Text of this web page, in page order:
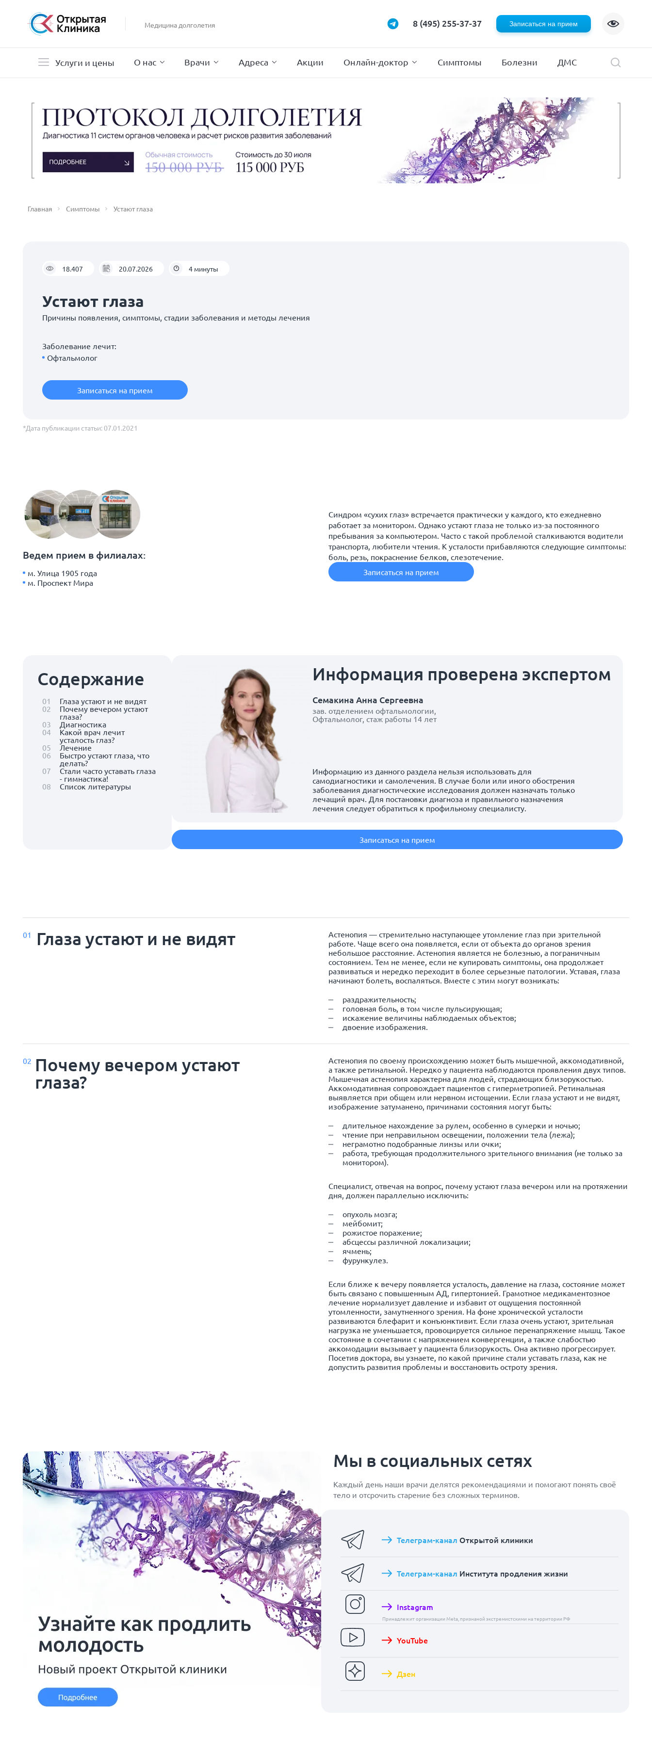
Медицина долголетия 8 (495) 255-37-37 Записаться на прием
Услуги и цены
Нейрохирургия
Проктология
Психотерапия
Хирургия
Эндокринология
О нас Врачи Адреса Акции Онлайн-доктор Симптомы Болезни ДМС
Главная Симптомы Устают глаза
18.407 20.07.2026 4 минуты
Устают глаза
Причины появления, симптомы, стадии заболевания и методы лечения
Заболевание лечит:
Офтальмолог
Записаться на прием
*Дата публикации статьи: 07.01.2021
Ведем прием в филиалах:
м. Улица 1905 года
м. Проспект Мира
Синдром «сухих глаз» встречается практически у каждого, кто ежедневно
работает за монитором. Однако устают глаза не только из-за постоянного
пребывания за компьютером. Часто с такой проблемой сталкиваются водители
транспорта, любители чтения. К усталости прибавляются следующие симптомы:
боль, резь, покраснение белков, слезотечение.
Записаться на прием
Содержание
01
Глаза устают и не видят
02
Почему вечером устают
глаза?
03
Диагностика
04
Какой врач лечит
усталость глаз?
05
Лечение
06
Быстро устают глаза, что
делать?
07
Стали часто уставать глаза
- гимнастика!
08
Список литературы
Информация проверена экспертом
Семакина Анна Сергеевна
зав. отделением офтальмологии,
Офтальмолог, стаж работы 14 лет
Информацию из данного раздела нельзя использовать для
самодиагностики и самолечения. В случае боли или иного обострения
заболевания диагностические исследования должен назначать только
лечащий врач. Для постановки диагноза и правильного назначения
лечения следует обратиться к профильному специалисту.
Записаться на прием
01 Глаза устают и не видят
Астенопия — стремительно наступающее утомление глаз при зрительной
работе. Чаще всего она появляется, если от объекта до органов зрения
небольшое расстояние. Астенопия является не болезнью, а пограничным
состоянием. Тем не менее, если не купировать симптомы, она продолжает
развиваться и нередко переходит в более серьезные патологии. Уставая, глаза
начинают болеть, воспаляться. Вместе с этим могут возникать:
раздражительность;
головная боль, в том числе пульсирующая;
искажение величины наблюдаемых объектов;
двоение изображения.
02 Почему вечером устают
глаза?
Астенопия по своему происхождению может быть мышечной, аккомодативной,
а также ретинальной. Нередко у пациента наблюдаются проявления двух типов.
Мышечная астенопия характерна для людей, страдающих близорукостью.
Аккомодативная сопровождает пациентов с гиперметропией. Ретинальная
выявляется при общем или нервном истощении. Если глаза устают и не видят,
изображение затуманено, причинами состояния могут быть:
длительное нахождение за рулем, особенно в сумерки и ночью;
чтение при неправильном освещении, положении тела (лежа);
неграмотно подобранные линзы или очки;
работа, требующая продолжительного зрительного внимания (не только за
монитором).
Специалист, отвечая на вопрос, почему устают глаза вечером или на протяжении
дня, должен параллельно исключить:
опухоль мозга;
мейбомит;
рожистое поражение;
абсцессы различной локализации;
ячмень;
фурункулез.
Если ближе к вечеру появляется усталость, давление на глаза, состояние может
быть связано с повышенным АД, гипертонией. Грамотное медикаментозное
лечение нормализует давление и избавит от ощущения постоянной
утомленности, замутненного зрения. На фоне хронической усталости
развиваются блефарит и конъюнктивит. Если глаза очень устают, зрительная
нагрузка не уменьшается, провоцируется сильное перенапряжение мышц. Такое
состояние в сочетании с напряжением конвергенции, а также слабостью
аккомодации вызывает у пациента близорукость. Она активно прогрессирует.
Посетив доктора, вы узнаете, по какой причине стали уставать глаза, как не
допустить развития проблемы и восстановить остроту зрения.
Мы в социальных сетях
Каждый день наши врачи делятся рекомендациями и помогают понять своё
тело и отсрочить старение без сложных терминов.
Телеграм-канал Открытой клиники
Телеграм-канал Института продления жизни
Instagram
Принадлежит организации Meta, признаной экстремистскими на территории РФ
YouTube
Дзен